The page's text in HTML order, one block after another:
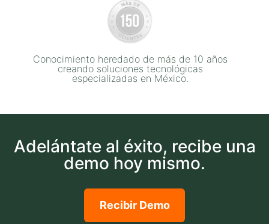
Conocimiento heredado de más de 10 años
creando soluciones tecnológicas
especializadas en México.
Adelántate al éxito, recibe una
demo hoy mismo.
Recibir Demo